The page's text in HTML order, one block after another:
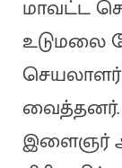
மாவட்ட
உடுமலை
செயலாளர்
வைத்தனர்.
இளைஞர்